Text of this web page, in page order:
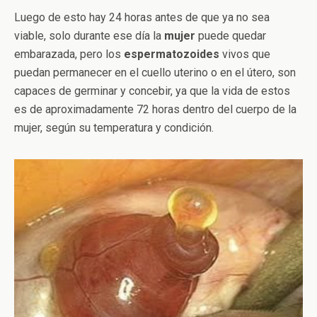
Luego de esto hay 24 horas antes de que ya no sea
viable, solo durante ese día la mujer puede quedar
embarazada, pero los espermatozoides vivos que
puedan permanecer en el cuello uterino o en el útero, son
capaces de germinar y concebir, ya que la vida de estos
es de aproximadamente 72 horas dentro del cuerpo de la
mujer, según su temperatura y condición.